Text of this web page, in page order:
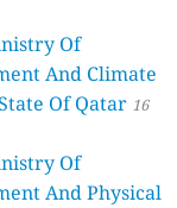
Of
And Climate
Of Qatar 16
Of
And Physical